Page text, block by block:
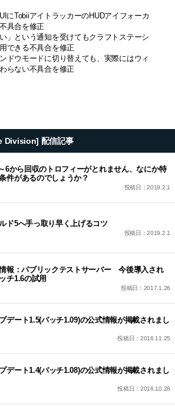
にTobiiアイトラッカーのHUDアイフォーカ
具合を修正
」という通知を受けてもクラフトステーシ
できる不具合を修正
ドウモードに切り替えても、実際にはウィ
らない不具合を修正
Division] 配信記事
6から回収のトロフィーがとれません、なにか特
件があるのでしょうか？
投稿日：2019.2.1
ド5へ手っ取り早く上げるコツ
投稿日：2019.2.1
報：パブリックテストサーバー 今後導入され
チ1.6の試用
投稿日：2017.1.26
デート1.5(パッチ1.09)の公式情報が掲載されまし
投稿日：2016.11.25
デート1.4(パッチ1.08)の公式情報が掲載されまし
投稿日：2016.10.28